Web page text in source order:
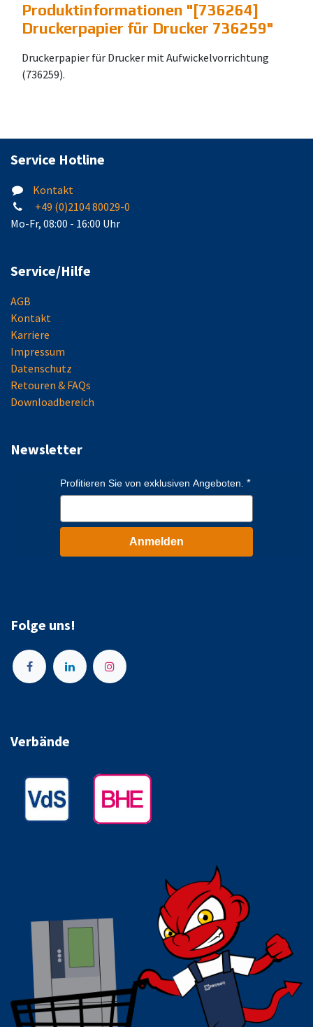
Produktinformationen " [736264]
Druckerpapier für Drucker 736259"
Druckerpapier für Drucker mit Aufwickelvorrichtung
(736259).
Service Hotline
Kontakt
+49 (0)2104 80029-0
Mo-Fr, 08:00 - 16:00 Uhr
Service/Hilfe
AGB
Kontakt
Karriere
Impressum
Datenschutz
Retouren & FAQs
Downloadbereich
Newsletter
Profitieren Sie von exklusiven Angeboten.
Anmelden
Folge uns!
Verbände